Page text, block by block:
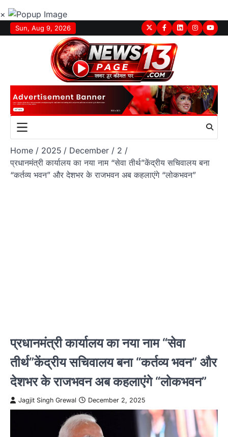
×
Skip
to
Sun, Aug 9, 2026 TwitterFacebook
LinkedInInstagram
Home 2025 December
2
प्रधानमंत्री कार्यालय का नया नाम “सेवा तीर्थ”केंद्रीय सचिवालय बना
“कर्तव्य भवन” और देशभर के राजभवन अब कहलाएंगे “लोकभवन”
प्रधानमंत्री कार्यालय का नया नाम “सेवा
तीर्थ”केंद्रीय सचिवालय बना “कर्तव्य भवन” और
देशभर के राजभवन अब कहलाएंगे “लोकभवन”
Jagjit Singh Grewal December 2, 2025